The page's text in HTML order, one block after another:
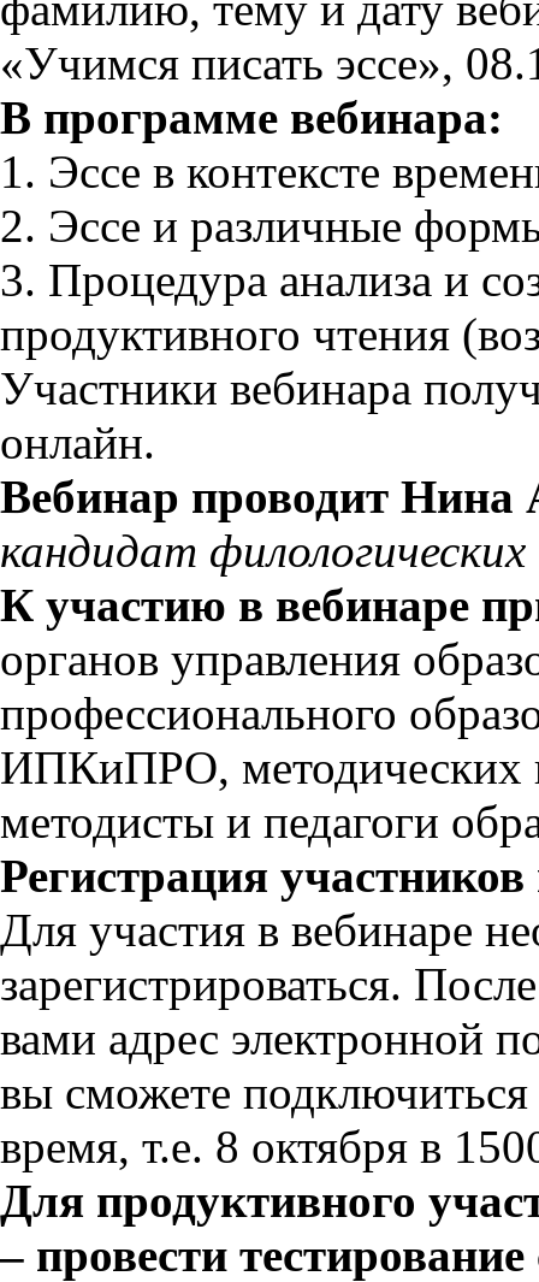
«Учимся писать эссе»,
В программе вебинара:
1. Эссе в контексте
2. Эссе и различные
3. Процедура анализа и
продуктивного чтения
Участники вебинара
онлайн.
Вебинар проводит Нина
кандидат
К участию в вебинаре
органов управления
профессионального
ИПКиПРО, методических
методисты и педагоги
Регистрация
Для участия в вебинаре
зарегистрироваться.
вами адрес электронной
вы сможете подключиться
время, т.е. 8 октября в
Для продуктивного
– провести